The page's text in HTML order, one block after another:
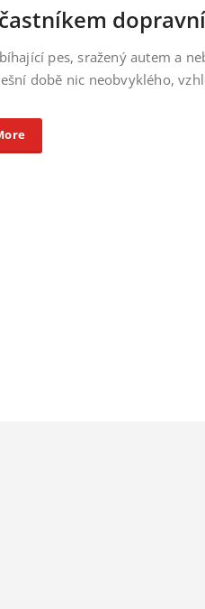
pes, sražený autem a
době nic neobvyklého,